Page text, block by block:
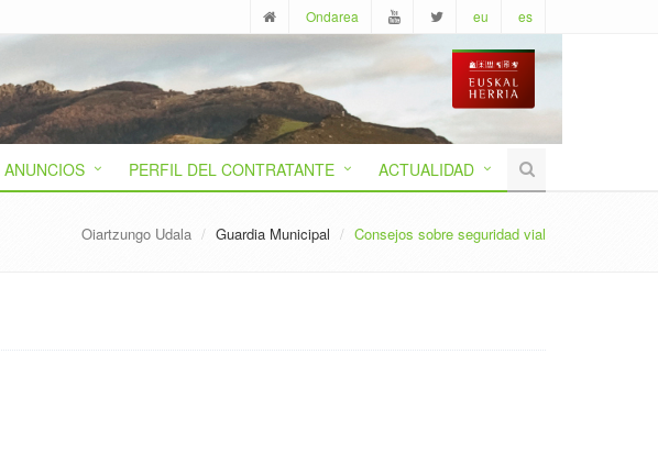
Ondarea eu es
PERFIL DEL CONTRATANTE ACTUALIDAD
Oiartzungo Udala Guardia Municipal Consejos sobre seguridad vial